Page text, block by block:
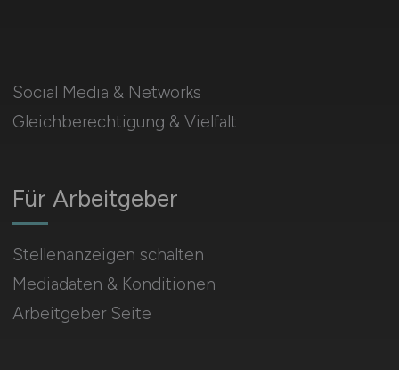
Social Media & Networks
Gleichberechtigung & Vielfalt
Für Arbeitgeber
Stellenanzeigen schalten
Mediadaten & Konditionen
Arbeitgeber Seite